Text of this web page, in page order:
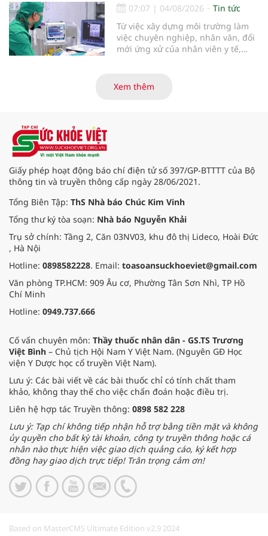
bằng phẫu thuật robot thay vì phải
cắt bỏ toàn bộ quả thận như trước
đây.
07:07 | 04/08/2026
Tin tức
Từ việc xây dựng môi trường làm
việc chuyên nghiệp, nhân văn, đổi
mới ứng xử của nhân viên y tế,
đồng cảm, gắn kết cao giữa thầy
thuốc với bệnh nhân.
Xem thêm
Giấy phép hoạt động báo chí điện tử số 397/GP-BTTTT của Bộ
thông tin và truyền thông cấp ngày 28/06/2021.
Tổng Biên Tập: ThS Nhà báo Chúc Kim Vinh
Tổng thư ký tòa soạn: Nhà báo Nguyễn Khải
Trụ sở chính: Tầng 2, Căn 03NV03, khu đô thị Lideco, Hoài Đức
, Hà Nội
Hotline: 0898582228. Email: toasoansuckhoeviet@gmail.com
Văn phòng TP.HCM: 909 Âu cơ, Phường Tân Sơn Nhì, TP Hồ
Chí Minh
Hotline: 0949.737.666
Cố vấn chuyên môn: Thầy thuốc nhân dân - GS.TS Trương
Việt Bình – Chủ tịch Hội Nam Y Việt Nam. (Nguyên GĐ Học
viện Y Dược học cổ truyền Việt Nam).
Lưu ý: Các bài viết về các bài thuốc chỉ có tính chất tham
khảo, không thay thế cho việc chẩn đoán hoặc điều trị.
Liên hệ hợp tác Truyền thông: 0898 582 228
Lưu ý: Tạp chí không tiếp nhận hỗ trợ bằng tiền mặt và không
ủy quyền cho bất kỳ tài khoản, công ty truyền thông hoặc cá
nhân nào thực hiện việc giao dịch quảng cáo, ký kết hợp
đồng hay giao dịch trực tiếp! Trân trọng cảm ơn!
Based on MasterCMS Ultimate Edition v2.9 2024